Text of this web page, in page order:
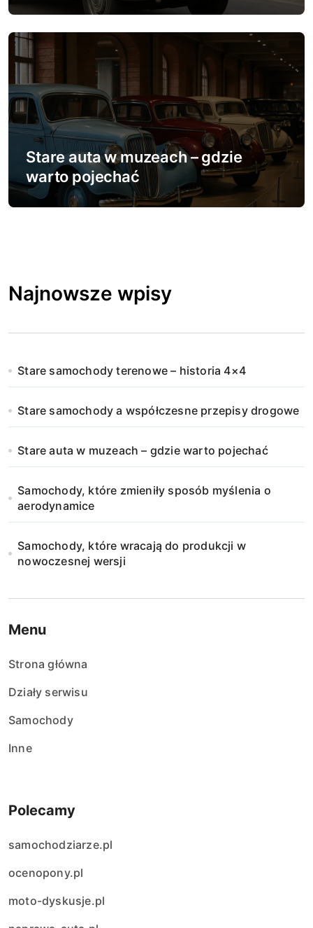
Stare auta w muzeach – gdzie
warto pojechać
Najnowsze wpisy
Stare samochody terenowe – historia 4×4
Stare samochody a współczesne przepisy drogowe
Stare auta w muzeach – gdzie warto pojechać
Samochody, które zmieniły sposób myślenia o
aerodynamice
Samochody, które wracają do produkcji w
nowoczesnej wersji
Menu
Strona główna
Działy serwisu
Samochody
Inne
Polecamy
samochodziarze.pl
ocenopony.pl
moto-dyskusje.pl